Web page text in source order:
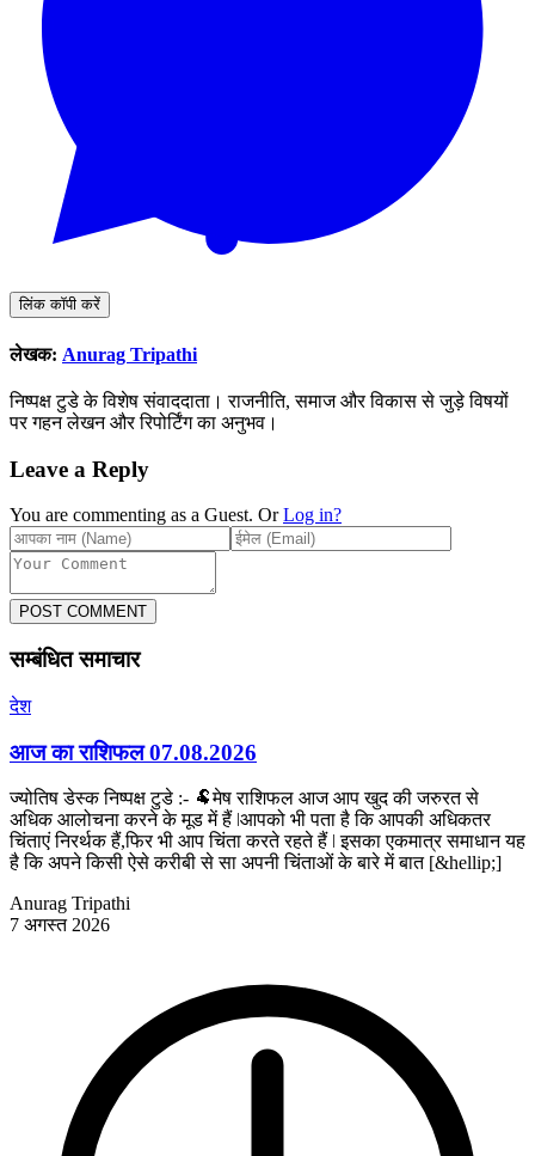
लिंक कॉपी करें
लेखक: Anurag Tripathi
निष्पक्ष टुडे के विशेष संवाददाता। राजनीति, समाज और विकास से जुड़े विषयों
पर गहन लेखन और रिपोर्टिंग का अनुभव।
Leave a Reply
You are commenting as a Guest. Or Log in?
POST COMMENT
सम्बंधित समाचार
देश
आज का राशिफल 07.08.2026
ज्योतिष डेस्क निष्पक्ष टुडे :- 🐏मेष राशिफल आज आप खुद की जरुरत से
अधिक आलोचना करने के मूड में हैं ǀआपको भी पता है कि आपकी अधिकतर
चिंताएं निरर्थक हैं,फिर भी आप चिंता करते रहते हैं ǀ इसका एकमात्र समाधान यह
है कि अपने किसी ऐसे करीबी से सा अपनी चिंताओं के बारे में बात [&hellip;]
Anurag Tripathi
7 अगस्त 2026